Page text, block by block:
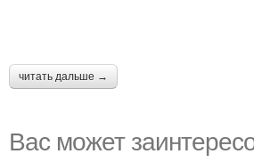
читать дальше →
Вас может